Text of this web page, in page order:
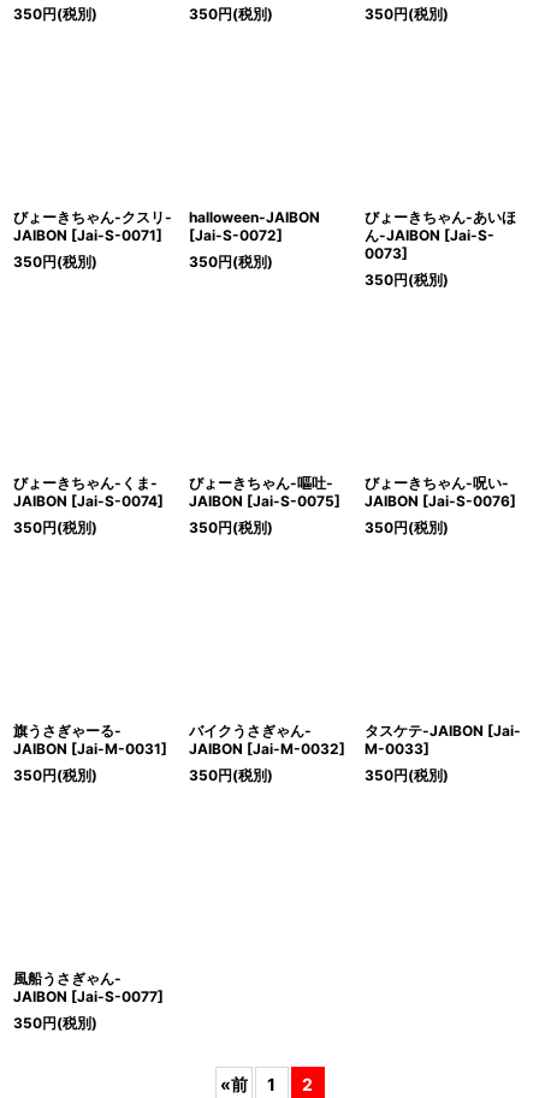
350円(税別)
350円(税別)
350円(税別)
びょーきちゃん-クスリ-
JAIBON [Jai-S-0071]
350円(税別)
halloween-JAIBON
[Jai-S-0072]
350円(税別)
びょーきちゃん-あいほ
ん-JAIBON [Jai-S-
0073]
350円(税別)
びょーきちゃん-くま-
JAIBON [Jai-S-0074]
350円(税別)
びょーきちゃん-嘔吐-
JAIBON [Jai-S-0075]
350円(税別)
びょーきちゃん-呪い-
JAIBON [Jai-S-0076]
350円(税別)
旗うさぎゃーる-
JAIBON [Jai-M-0031]
350円(税別)
バイクうさぎゃん-
JAIBON [Jai-M-0032]
350円(税別)
タスケテ-JAIBON [Jai-
M-0033]
350円(税別)
風船うさぎゃん-
JAIBON [Jai-S-0077]
350円(税別)
«前 1 2